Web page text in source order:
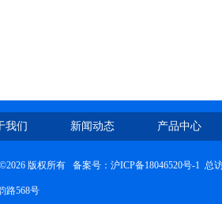
我们 新闻动态 产品中心
版权所有 备案号： 沪ICP备18046520号-1 总
路568号